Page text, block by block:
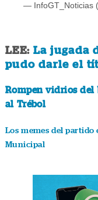
— InfoGT_Noticias
LEE:La jugada
pudo darle el
Rompen vidrios del
al Trébol
Los memes del partido
Municipal